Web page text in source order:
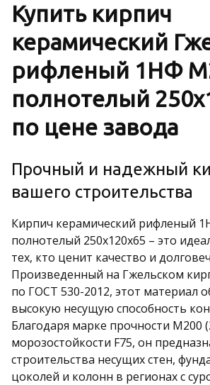
Купить кирпич
керамический
рифленый 1НФ
полнотелый
по цене завода
Прочный и надежный
вашего строительства
Кирпич керамический рифленый
полнотелый 250х120х65 – это
тех, кто ценит качество и
Произведенный на Гжельском
по ГОСТ 530-2012, этот материал
высокую несущую способность
Благодаря марке прочности М200
морозостойкости F75, он
строительства несущих стен,
цоколей и колонн в регионах с